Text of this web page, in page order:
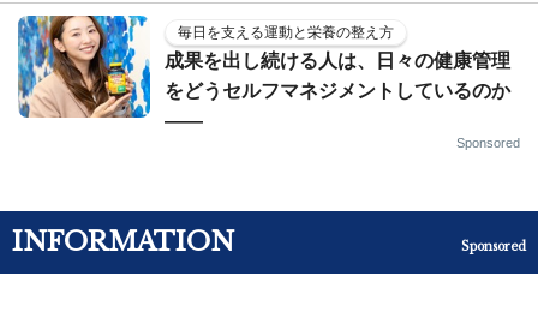
毎日を支える運動と栄養の整え方
成果を出し続ける人は、日々の健康管理
をどうセルフマネジメントしているのか
——
Sponsored
INFORMATION Sponsored